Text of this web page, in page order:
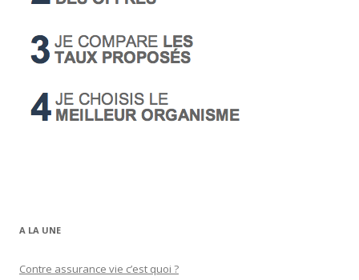
A LA UNE
Contre assurance vie c’est quoi ?